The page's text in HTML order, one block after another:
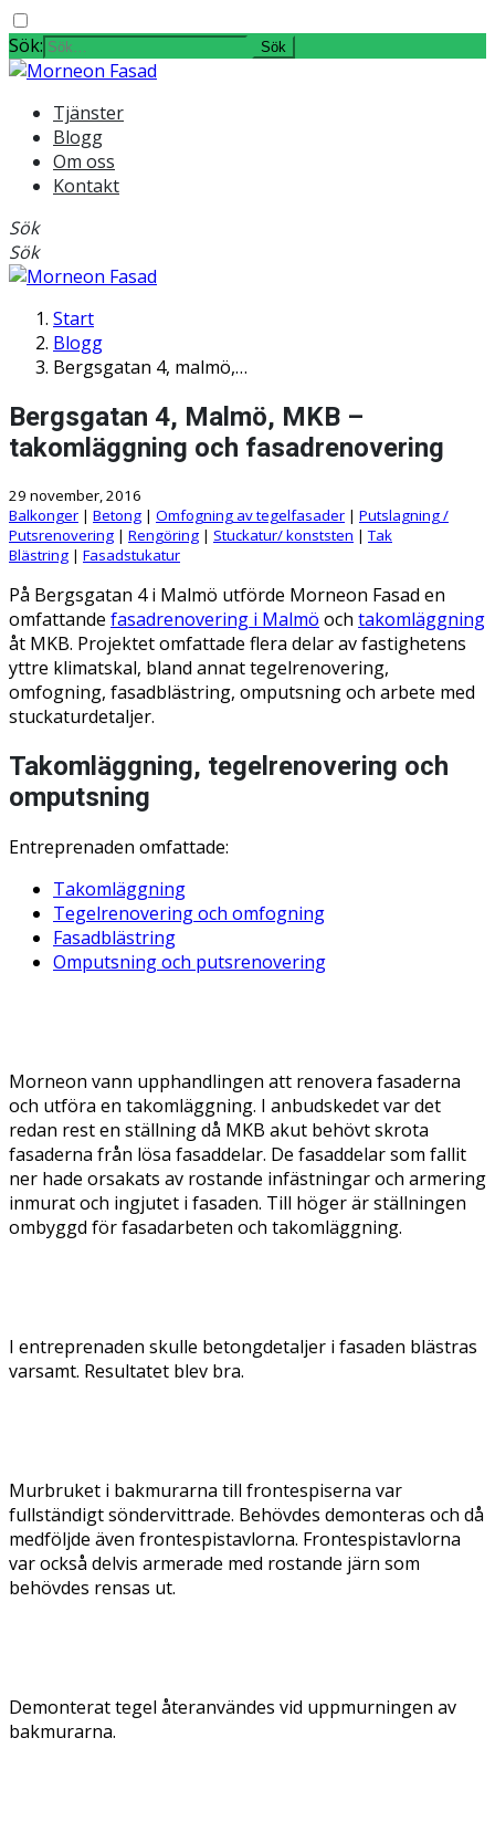
Sök:
Tjänster
Blogg
Om oss
Kontakt
Sök
Sök
Start
Blogg
Bergsgatan 4, malmö,…
Bergsgatan 4, Malmö, MKB –
takomläggning och fasadrenovering
29 november, 2016
Balkonger | Betong | Omfogning av tegelfasader | Putslagning /
Putsrenovering | Rengöring | Stuckatur/ konststen |Tak
Blästring | Fasadstukatur
På Bergsgatan 4 i Malmö utförde Morneon Fasad en
omfattande fasadrenovering i Malmö och takomläggning
åt MKB. Projektet omfattade flera delar av fastighetens
yttre klimatskal, bland annat tegelrenovering,
omfogning, fasadblästring, omputsning och arbete med
stuckaturdetaljer.
Takomläggning, tegelrenovering och
omputsning
Entreprenaden omfattade:
Takomläggning
Tegelrenovering och omfogning
Fasadblästring
Omputsning och putsrenovering
Morneon vann upphandlingen att renovera fasaderna
och utföra en takomläggning. I anbudskedet var det
redan rest en ställning då MKB akut behövt skrota
fasaderna från lösa fasaddelar. De fasaddelar som fallit
ner hade orsakats av rostande infästningar och armering
inmurat och ingjutet i fasaden. Till höger är ställningen
ombyggd för fasadarbeten och takomläggning.
I entreprenaden skulle betongdetaljer i fasaden blästras
varsamt. Resultatet blev bra.
Murbruket i bakmurarna till frontespiserna var
fullständigt söndervittrade. Behövdes demonteras och då
medföljde även frontespistavlorna. Frontespistavlorna
var också delvis armerade med rostande järn som
behövdes rensas ut.
Demonterat tegel återanvändes vid uppmurningen av
bakmurarna.